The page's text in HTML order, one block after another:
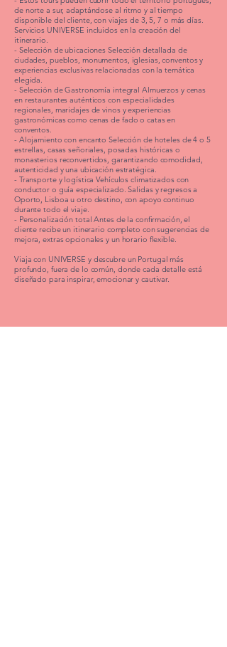
de norte a sur, adaptándose al ritmo y al tiempo
disponible del cliente, con viajes de 3, 5, 7 o más días.
Servicios UNIVERSE incluidos en la creación del
itinerario.
- Selección de ubicaciones Selección detallada de
ciudades, pueblos, monumentos, iglesias, conventos y
experiencias exclusivas relacionadas con la temática
elegida.
- Selección de Gastronomía integral Almuerzos y cenas
en restaurantes auténticos con especialidades
regionales, maridajes de vinos y experiencias
gastronómicas como cenas de fado o catas en
conventos.
- Alojamiento con encanto Selección de hoteles de 4 o 5
estrellas, casas señoriales, posadas históricas o
monasterios reconvertidos, garantizando comodidad,
autenticidad y una ubicación estratégica.
- Transporte y logística Vehículos climatizados con
conductor o guía especializado. Salidas y regresos a
Oporto, Lisboa u otro destino, con apoyo continuo
durante todo el viaje.
- Personalización total Antes de la confirmación, el
cliente recibe un itinerario completo con sugerencias de
mejora, extras opcionales y un horario flexible.
Viaja con UNIVERSE y descubre un Portugal más
profundo, fuera de lo común, donde cada detalle está
diseñado para inspirar, emocionar y cautivar.